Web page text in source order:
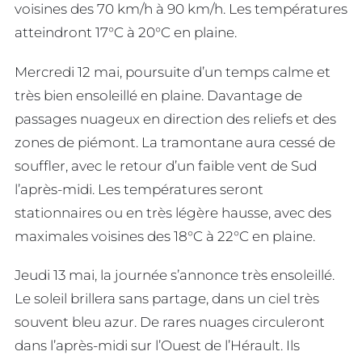
voisines des 70 km/h à 90 km/h. Les températures
atteindront 17°C à 20°C en plaine.
Mercredi 12 mai, poursuite d’un temps calme et
très bien ensoleillé en plaine. Davantage de
passages nuageux en direction des reliefs et des
zones de piémont. La tramontane aura cessé de
souffler, avec le retour d’un faible vent de Sud
l’après-midi. Les températures seront
stationnaires ou en très légère hausse, avec des
maximales voisines des 18°C à 22°C en plaine.
Jeudi 13 mai, la journée s’annonce très ensoleillé.
Le soleil brillera sans partage, dans un ciel très
souvent bleu azur. De rares nuages circuleront
dans l’après-midi sur l’Ouest de l’Hérault. Ils